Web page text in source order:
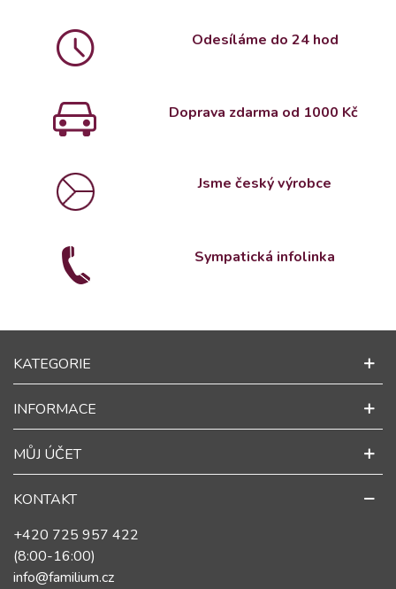
Odesíláme do 24 hod
Doprava zdarma od 1000 Kč
Jsme český výrobce
Sympatická infolinka
KATEGORIE
INFORMACE
MŮJ ÚČET
KONTAKT
+420 725 957 422
(8:00-16:00)
info@familium.cz